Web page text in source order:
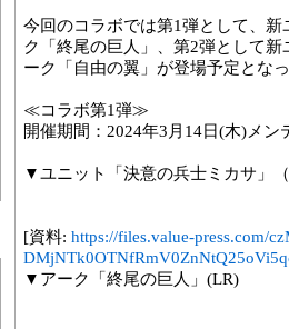
今回のコラボでは第1弾として、
ク「終尾の巨人」、第2弾として
ーク「自由の翼」が登場予定とな
≪コラボ第1弾≫
開催期間：2024年3月14日(木)メ
▼ユニット「決意の兵士ミカサ」
[資料: https://files.value-press.com/
▼アーク「終尾の巨人」(LR)